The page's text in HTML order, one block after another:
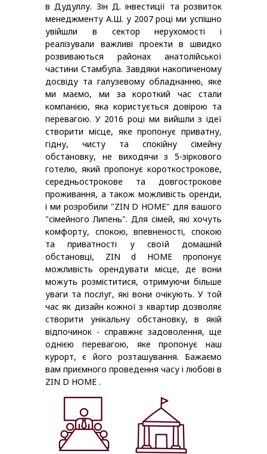
в Дудуллу. Зін Д. інвестиції та розвиток
менеджменту А.Ш. у 2007 році ми успішно
увійшли в сектор нерухомості і
реалізували важливі проекти в швидко
розвиваються районах анатолійської
частини Стамбула. Завдяки накопиченому
досвіду та галузевому обладнанню, яке
ми маємо, ми за короткий час стали
компанією, яка користується довірою та
перевагою. У 2016 році ми вийшли з ідеї
створити місце, яке пропонує приватну,
гідну, чисту та спокійну сімейну
обстановку, не виходячи з 5-зіркового
готелю, який пропонує короткострокове,
середньострокове та довгострокове
проживання, а також можливість оренди,
і ми розробили "ZIN D HOME" для вашого
"сімейного Липень". Для сімей, які хочуть
комфорту, спокою, впевненості, спокою
та приватності у своїй домашній
обстановці, ZIN d HOME пропонує
можливість орендувати місце, де вони
можуть розміститися, отримуючи більше
уваги та послуг, які вони очікують. У той
час як дизайн кожної з квартир дозволяє
створити унікальну обстановку, в якій
відпочинок - справжнє задоволення, ще
однією перевагою, яке пропонує наш
курорт, є його розташування. Бажаємо
вам приємного проведення часу і любові в
ZIN D HOME .